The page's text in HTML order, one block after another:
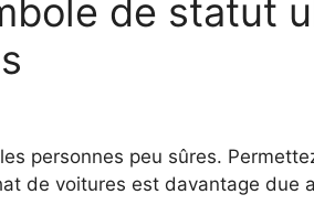
de statut
personnes peu sûres.
de voitures est davantage due